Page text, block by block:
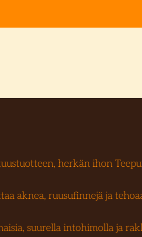
herkän ihon
aknea, ruusufinnejä ja
suurella intohimolla ja